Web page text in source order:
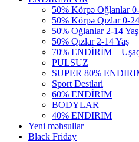
50% Körpə Oğlanlar
50% Körpə Qızlar 0-
50% Oğlanlar 2-14 Yaş
50% Qızlar 2-14 Yaş
70% ENDİRİM –
PULSUZ
SUPER 80%
Sport Destlari
60% ENDİRİM
BODYLAR
40% ENDIRIM
Yeni məhsullar
Black Friday